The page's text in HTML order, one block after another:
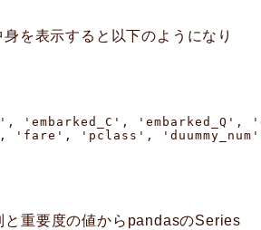
を表示すると以下のようになり
'embarked_C',
'pclass',
と重要度の値からpandasのSeries